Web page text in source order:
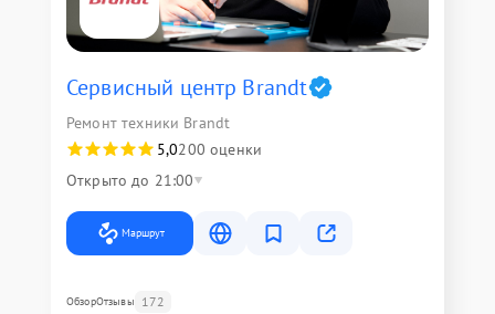
Сервисный центр Brandt
Ремонт техники Brandt
5,0200 оценки
Открыто до 21:00
Маршрут
ОбзорОтзывы 172